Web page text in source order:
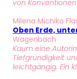
von
Milena Michiko
Oben Erde,
Wagenbach
Kaum eine
Tiefgründigkeit
leichtgängig. Ein